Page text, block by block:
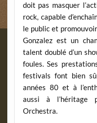
doit pas masquer
rock, capable
le public et
Gonzalez est un
talent doublé d’un
foules. Ses
festivals font bien
années 80 et à
aussi à l’héritage
Orchestra.